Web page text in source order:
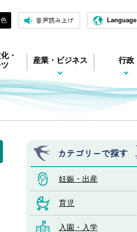
音声読み上げ Language
・
産業・ビジネス 行政
カテゴリーで探す
妊娠・出産
育児
入園・入学